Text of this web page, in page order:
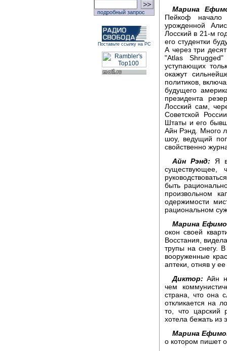
подробный запрос
Поставьте ссылку на РС
Марина
Пейкоф начало
урожденной
Лосский в 21-м
его студентки
А через три
"Аtlas
уступающих
окажут
политиков,
будущего
президента
Лосский сам,
Советской
Штаты и его
Айн Рэнд. Много
шоу, ведущий
свойственно
Айн Рэнд: Я
существующее,
быть
произвольном
одержимости
рациональном
Марина
окон своей
Восстания,
трупы на снегу.
вооруженные
аптеки, отняв у
Диктор: Айн
чем
страна, что она
откликается на
то, что царский
хотела бежать из
Марина
о котором пишет